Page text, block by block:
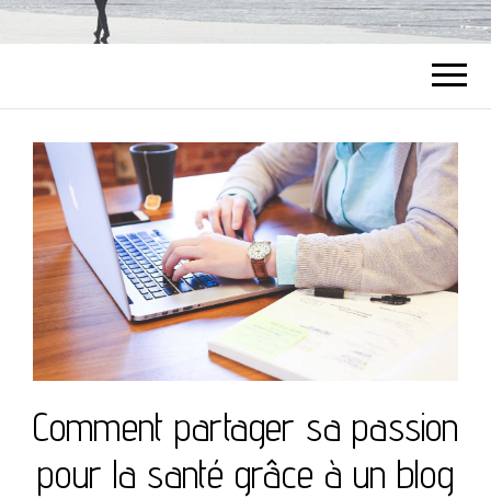
Comment partager sa passion
pour la santé grâce à un blog